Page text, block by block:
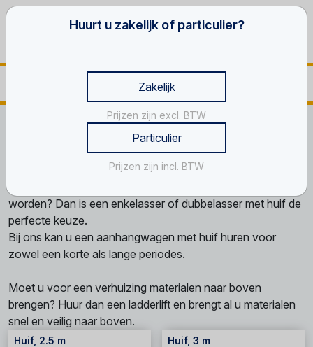
Transportmiddelen Huifaanhangwagens
Huifaanhangwagens
worden? Dan is een enkelasser of dubbelasser met huif de
perfecte keuze.
Bij ons kan u een aanhangwagen met huif huren voor
zowel een korte als lange periodes.
Moet u voor een verhuizing materialen naar boven
brengen? Huur dan een ladderlift en brengt al u materialen
snel en veilig naar boven.
Huif, 2.5 m Huif, 3 m
Huurt u zakelijk of particulier?
Zakelijk
Prijzen zijn excl. BTW
Particulier
Prijzen zijn incl. BTW